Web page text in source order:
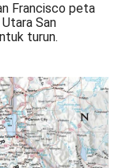
Francisco peta
San
turun.